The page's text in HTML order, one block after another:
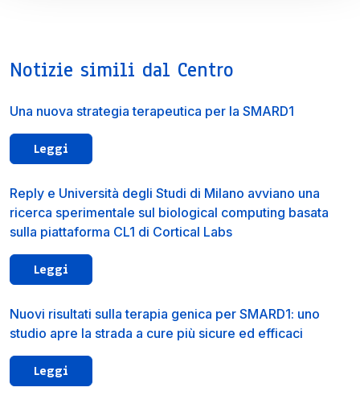
Notizie simili dal Centro
Una nuova strategia terapeutica per la SMARD1
Leggi
Reply e Università degli Studi di Milano avviano una
ricerca sperimentale sul biological computing basata
sulla piattaforma CL1 di Cortical Labs
Leggi
Nuovi risultati sulla terapia genica per SMARD1: uno
studio apre la strada a cure più sicure ed efficaci
Leggi